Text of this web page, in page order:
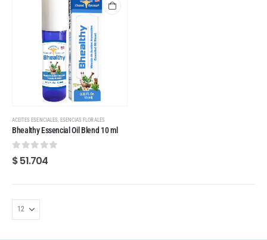
ACEITES ESENCIALES, ESENCIAS FLORALES
Bhealthy Essencial Oil Blend 10 ml
0 out of 5
$51.704